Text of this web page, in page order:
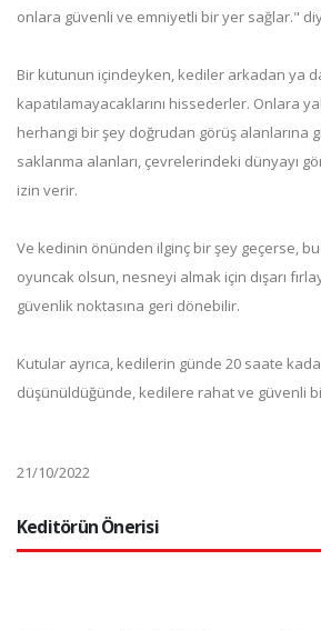
onlara güvenli ve emniyetli bir yer sağlar."
Bir kutunun içindeyken, kediler arkadan ya
kapatılamayacaklarını hissederler. Onlara
herhangi bir şey doğrudan görüş alanlarına
saklanma alanları, çevrelerindeki dünyayı
izin verir.
Ve kedinin önünden ilginç bir şey geçerse,
oyuncak olsun, nesneyi almak için dışarı
güvenlik noktasına geri dönebilir.
Kutular ayrıca, kedilerin günde 20 saate
düşünüldüğünde, kedilere rahat ve güvenli
21/10/2022
Keditörün Önerisi